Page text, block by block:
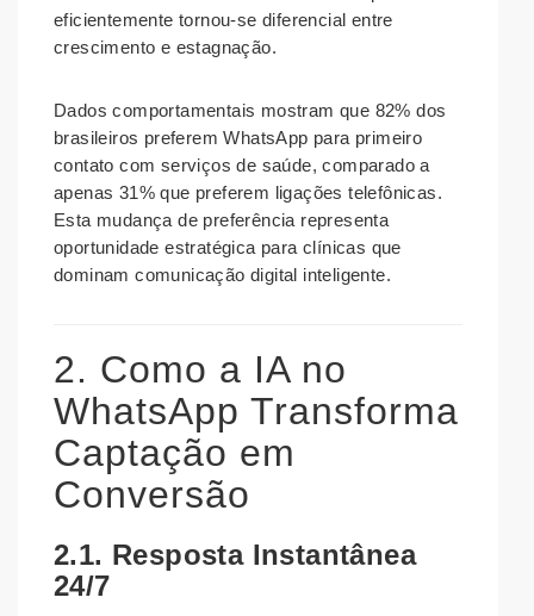
eficientemente tornou-se diferencial entre
crescimento e estagnação.
Dados comportamentais mostram que 82% dos
brasileiros preferem WhatsApp para primeiro
contato com serviços de saúde, comparado a
apenas 31% que preferem ligações telefônicas.
Esta mudança de preferência representa
oportunidade estratégica para clínicas que
dominam comunicação digital inteligente.
2. Como a IA no
WhatsApp Transforma
Captação em
Conversão
2.1. Resposta Instantânea
24/7